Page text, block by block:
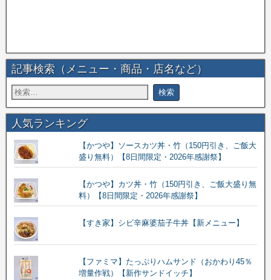
記事検索（メニュー・商品・店名など）
人気ランキング
【かつや】ソースカツ丼・竹（150円引き、ご飯大
盛り無料）【8日間限定・2026年感謝祭】
【かつや】カツ丼・竹（150円引き、ご飯大盛り無
料）【8日間限定・2026年感謝祭】
【すき家】シビ辛麻婆茄子牛丼【新メニュー】
【ファミマ】たっぷりハムサンド（おかわり45％
増量作戦）【新作サンドイッチ】